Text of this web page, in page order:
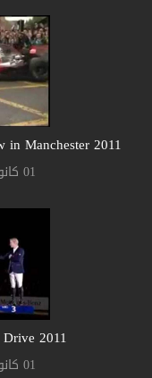
2011 Jenson Button McLaren F1 Road Show in Manchester
01 كانون الثاني 2013, 12:00 ص
2011 Mercedes A Class Jump and Drive
01 كانون الثاني 2013, 12:00 ص